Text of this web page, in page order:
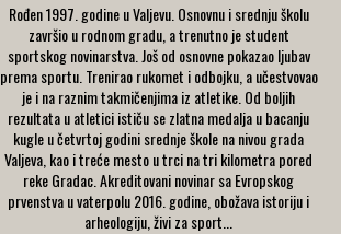
Rođen 1997. godine u Valjevu. Osnovnu i srednju školu
završio u rodnom gradu, a trenutno je student
sportskog novinarstva. Još od osnovne pokazao ljubav
prema sportu. Trenirao rukomet i odbojku, a učestvovao
je i na raznim takmičenjima iz atletike. Od boljih
rezultata u atletici ističu se zlatna medalja u bacanju
kugle u četvrtoj godini srednje škole na nivou grada
Valjeva, kao i treće mesto u trci na tri kilometra pored
reke Gradac. Akreditovani novinar sa Evropskog
prvenstva u vaterpolu 2016. godine, obožava istoriju i
arheologiju, živi za sport...